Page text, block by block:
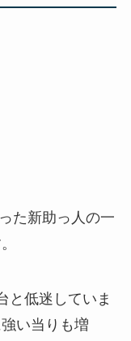
た新助っ人の一
と低迷していま
い当りも増